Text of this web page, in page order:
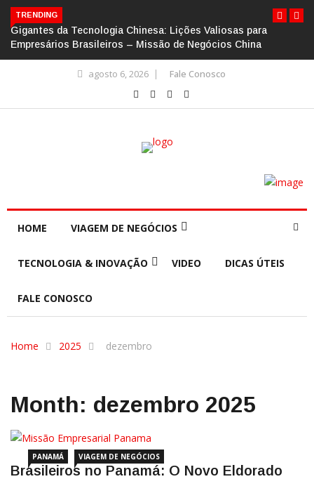
TRENDING
Gigantes da Tecnologia Chinesa: Lições Valiosas para
Empresários Brasileiros – Missão de Negócios China
agosto 6, 2026 Fale Conosco
HOME VIAGEM DE NEGÓCIOS
TECNOLOGIA & INOVAÇÃO VIDEO DICAS ÚTEIS
FALE CONOSCO
Home 2025 dezembro
Month: dezembro 2025
PANAMÁ VIAGEM DE NEGÓCIOS
Brasileiros no Panamá: O Novo Eldorado